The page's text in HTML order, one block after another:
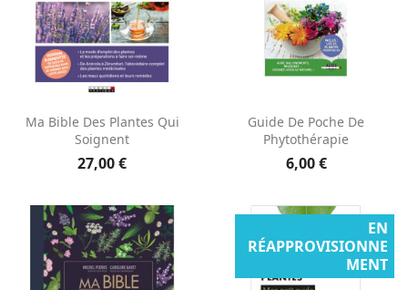
Ma Bible Des Plantes Qui
Soignent
27,00 €
Guide De Poche De
Phytothérapie
6,00 €
EN
RÉAPPROVISIONNE
MENT